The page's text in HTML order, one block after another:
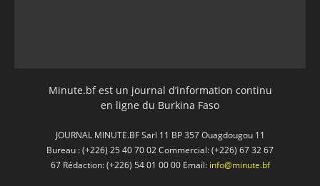
Minute.bf est un journal d’information continu
en ligne du Burkina Faso
JOURNAL MINUTE.BF Sarl 11 BP 357 Ouagdougou 11
Bureau : (+226) 25 40 70 02 Commercial: (+226) 67 32 67
67 Rédaction: (+226) 54 01 00 00 Email: info@minute.bf